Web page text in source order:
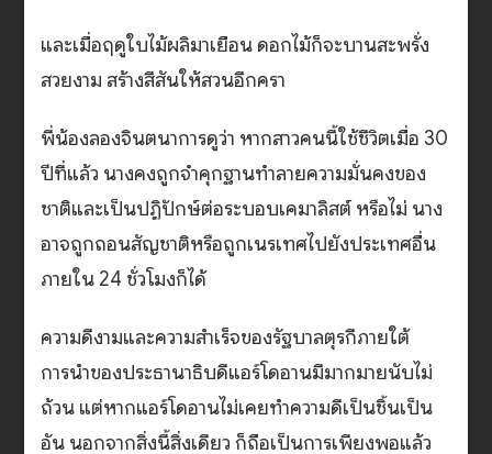
และเมื่อฤดูใบไม้ผลิมาเยือน ดอกไม้ก็จะบานสะพรั่ง
สวยงาม สร้างสีสันให้สวนอีกครา
พี่น้องลองจินตนาการดูว่า หากสาวคนนี้ใช้ชีวิตเมื่อ 30
ปีที่แล้ว นางคงถูกจำคุกฐานทำลายความมั่นคงของ
ชาติและเป็นปฏิปักษ์ต่อระบอบเคมาลิสต์ หรือไม่ นาง
อาจถูกถอนสัญชาติหรือถูกเนรเทศไปยังประเทศอื่น
ภายใน 24 ชั่วโมงก็ได้
ความดีงามและความสำเร็จของรัฐบาลตุรกีภายใต้
การนำของประธานาธิบดีแอร์โดอานมีมากมายนับไม่
ถ้วน แต่หากแอร์โดอานไม่เคยทำความดีเป็นชิ้นเป็น
อัน นอกจากสิ่งนี้สิ่งเดียว ก็ถือเป็นการเพียงพอแล้ว